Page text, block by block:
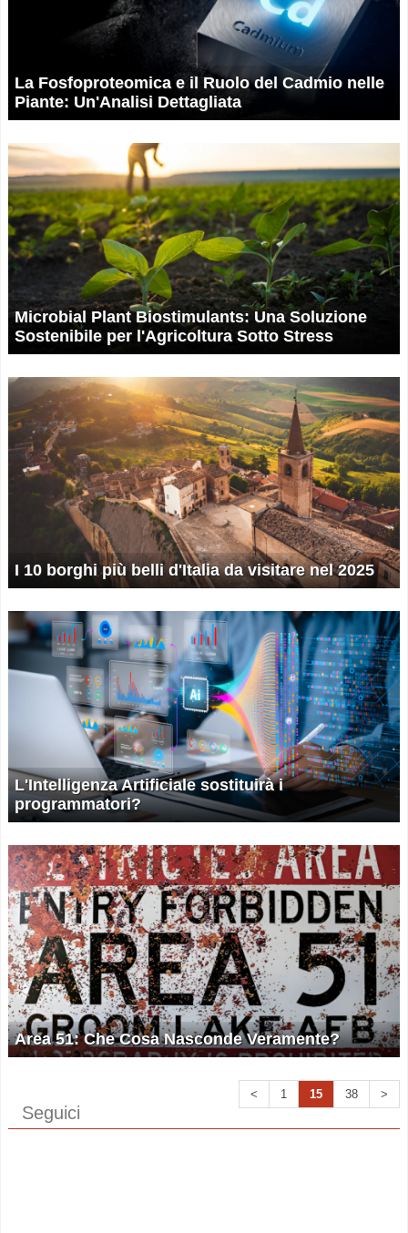
La Fosfoproteomica e il Ruolo del Cadmio nelle
Piante: Un'Analisi Dettagliata
Microbial Plant Biostimulants: Una Soluzione
Sostenibile per l'Agricoltura Sotto Stress
I 10 borghi più belli d'Italia da visitare nel 2025
L'Intelligenza Artificiale sostituirà i
programmatori?
Area 51: Che Cosa Nasconde Veramente?
< 1 15 38 >
Seguici